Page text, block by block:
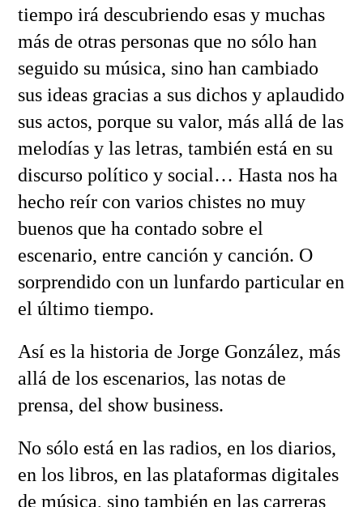
tiempo irá descubriendo esas y muchas
más de otras personas que no sólo han
seguido su música, sino han cambiado
sus ideas gracias a sus dichos y aplaudido
sus actos, porque su valor, más allá de las
melodías y las letras, también está en su
discurso político y social… Hasta nos ha
hecho reír con varios chistes no muy
buenos que ha contado sobre el
escenario, entre canción y canción. O
sorprendido con un lunfardo particular en
el último tiempo.
Así es la historia de Jorge González, más
allá de los escenarios, las notas de
prensa, del show business.
No sólo está en las radios, en los diarios,
en los libros, en las plataformas digitales
de música, sino también en las carreras